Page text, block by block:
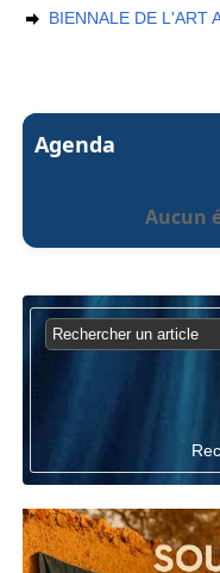
BIENNALE DE L'ART
Agenda
Aucun